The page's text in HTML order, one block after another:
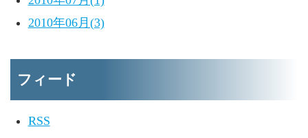
2010年06月(3)
フィード
RSS